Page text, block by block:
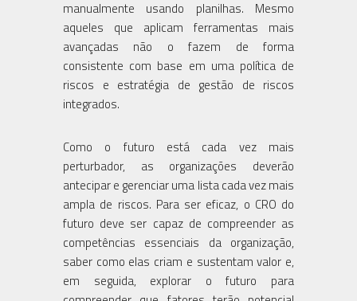
manualmente usando planilhas. Mesmo
aqueles que aplicam ferramentas mais
avançadas não o fazem de forma
consistente com base em uma política de
riscos e estratégia de gestão de riscos
integrados.
Como o futuro está cada vez mais
perturbador, as organizações deverão
antecipar e gerenciar uma lista cada vez mais
ampla de riscos. Para ser eficaz, o CRO do
futuro deve ser capaz de compreender as
competências essenciais da organização,
saber como elas criam e sustentam valor e,
em seguida, explorar o futuro para